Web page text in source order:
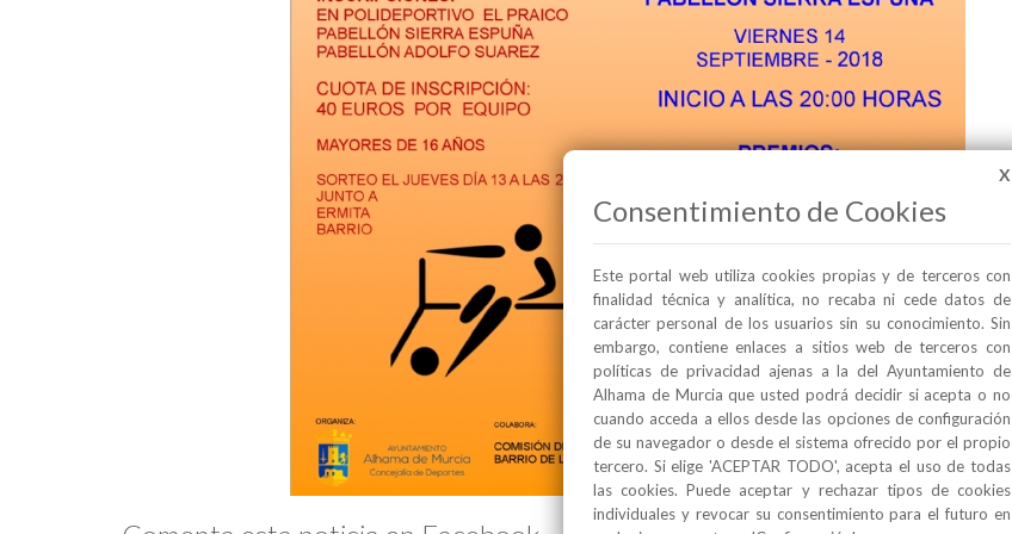
X
Consentimiento de Cookies
Este portal web utiliza cookies propias y de terceros con
finalidad técnica y analítica, no recaba ni cede datos de
carácter personal de los usuarios sin su conocimiento. Sin
embargo, contiene enlaces a sitios web de terceros con
políticas de privacidad ajenas a la del Ayuntamiento de
Alhama de Murcia que usted podrá decidir si acepta o no
cuando acceda a ellos desde las opciones de configuración
de su navegador o desde el sistema ofrecido por el propio
tercero. Si elige 'ACEPTAR TODO', acepta el uso de todas
las cookies. Puede aceptar y rechazar tipos de cookies
individuales y revocar su consentimiento para el futuro en